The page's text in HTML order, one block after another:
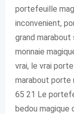
portefeuille
inconvenient,
grand marabout
monnaie
vrai, le vrai
marabout porte
65 21 Le
bedou magique